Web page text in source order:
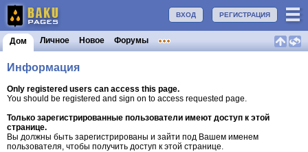
РЕГИСТРАЦИЯ
ВХОД
Дом Личное Новое Форумы
Информация
Only registered users can access this page.
You should be registered and sign on to access requested page.
Только зарегистрированные пользователи имеют доступ к этой
странице.
Вы должны быть зарегистрированы и зайти под Вашем именем
пользователя, чтобы получить доступ к этой странице.